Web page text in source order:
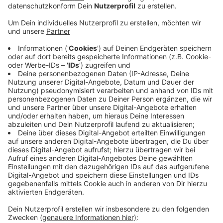
Anzeige
Grund für die eintägige Vollsperrung sind die in der
vergangenen Woche gestarteten Arbeiten an der
Brücke und der Rampe zum Brückenpark.
Um über die Bahngleise zur Neuen Bahnstadt zu
kommen, müssen Fußgänger und Fahrradfahrer am
Dienstag den Umweg über die Bahnhofsbrücke
nehmen.
Spätestens am Freitag sollen die Arbeiten
abgeschlossen und die Campusbrücke und die
Brückenpark-Rampe wieder uneingeschränkt nutzbar
sein.
Anzeige